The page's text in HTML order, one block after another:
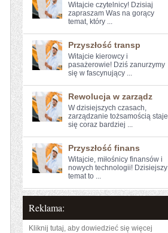
Witajcie czytelnicy! Dzisiaj
zapraszam Was na gorący
temat, który ...
Przyszłość transp
Witajcie kierowcy⁢ i
pasażerowie! Dziś ⁢zanurzymy
się w ‍fascynujący​ ...
Rewolucja w zarządz
W dzisiejszych czasach,
zarządzanie tożsamością ⁤staje
się coraz ‍bardziej ...
Przyszłość finans
Witajcie, miłośnicy finansów i
⁤nowych technologii! Dzisiejszy
⁤temat to ...
Reklama:
Kliknij tutaj, aby dowiedzieć się więcej